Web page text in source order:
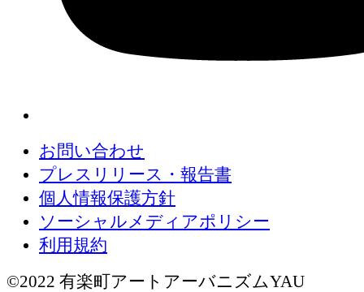
お問い合わせ
プレスリリース・報告書
個人情報保護方針
ソーシャルメディアポリシー
利用規約
©2022 有楽町アートアーバニズムYAU